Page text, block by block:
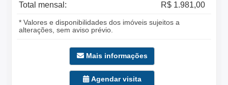
Total mensal: R$ 1.981,00
* Valores e disponibilidades dos imóveis sujeitos a
alterações, sem aviso prévio.
Mais informações
Agendar visita